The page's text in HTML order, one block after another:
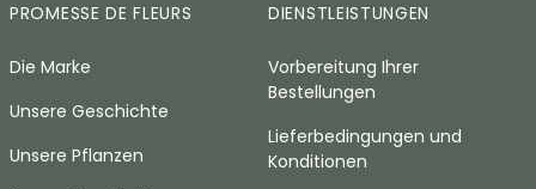
PROMESSE DE FLEURS
Die Marke
Unsere Geschichte
Unsere Pflanzen
DIENSTLEISTUNGEN
Vorbereitung Ihrer
Bestellungen
Lieferbedingungen und
Konditionen